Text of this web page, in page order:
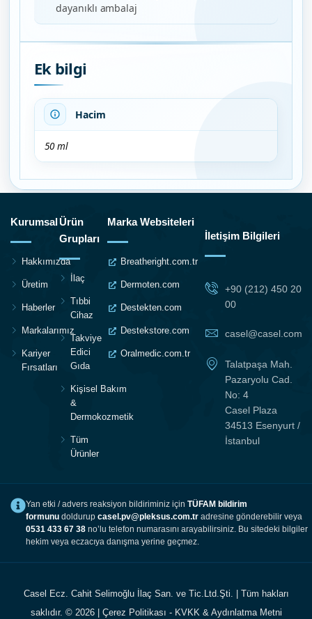
dayanıklı ambalaj
Ek bilgi
Hacim
50 ml
Kurumsal
Hakkımızda
Üretim
Haberler
Markalarımız
Kariyer
Fırsatları
Ürün
Grupları
İlaç
Tıbbi
Cihaz
Takviye
Edici
Gıda
Kişisel Bakım
&
Dermokozmetik
Tüm
Ürünler
Marka Websiteleri
Breatheright.com.tr
Dermoten.com
Destekten.com
Destekstore.com
Oralmedic.com.tr
İletişim Bilgileri
+90 (212) 450 20
00
casel@casel.com
Talatpaşa Mah.
Pazaryolu Cad.
No: 4
Casel Plaza
34513 Esenyurt /
İstanbul
Yan etki / advers reaksiyon bildiriminiz için TÜFAM bildirim
formunu doldurup casel.pv@pleksus.com.tr adresine gönderebilir veya
0531 433 67 38 no’lu telefon numarasını arayabilirsiniz. Bu sitedeki bilgiler
hekim veya eczacıya danışma yerine geçmez.
Casel Ecz. Cahit Selimoğlu İlaç San. ve Tic.Ltd.Şti. | Tüm hakları
saklıdır. © 2026 | Çerez Politikası - KVKK & Aydınlatma Metni